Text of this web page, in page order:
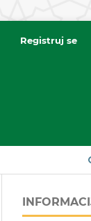
Registruj se